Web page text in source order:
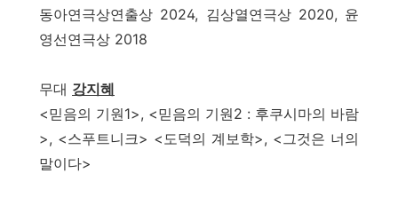
동아연극상연출상 2024, 김상열연극상 2020, 윤
영선연극상 2018
무대 강지혜
<믿음의 기원1>, <믿음의 기원2 : 후쿠시마의 바람
>, <스푸트니크> <도덕의 계보학>, <그것은 너의
말이다>